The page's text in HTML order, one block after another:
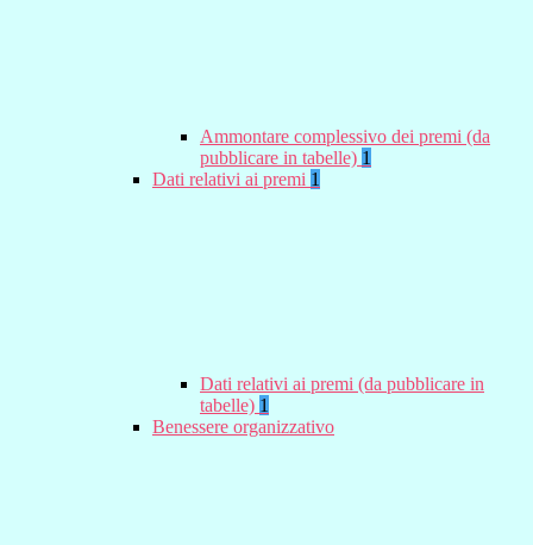
Ammontare complessivo dei premi (da
pubblicare in tabelle) 1
Dati relativi ai premi 1
Dati relativi ai premi (da pubblicare in
tabelle) 1
Benessere organizzativo